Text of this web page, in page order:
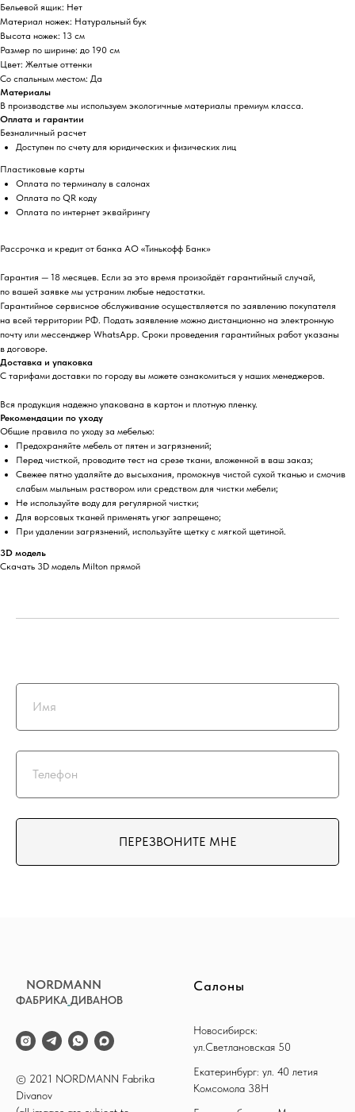
Бельевой ящик: Нет
Материал ножек: Натуральный бук
Высота ножек: 13 см
Размер по ширине: до 190 см
Цвет: Желтые оттенки
Со спальным местом: Да
Материалы
В производстве мы используем экологичные материалы премиум класса.
Оплата и гарантии
Безналичный расчет
Доступен по счету для юридических и физических лиц
Пластиковые карты
Оплата по терминалу в салонах
Оплата по QR коду
Оплата по интернет эквайрингу
Рассрочка и кредит от банка АО «Тинькофф Банк»
Гарантия — 18 месяцев. Если за это время произойдёт гарантийный случай,
по вашей заявке мы устраним любые недостатки.
Гарантийное сервисное обслуживание осуществляется по заявлению покупателя
на всей территории РФ. Подать заявление можно дистанционно на электронную
почту или мессенджер WhatsApp. Сроки проведения гарантийных работ указаны
в договоре.
Доставка и упаковка
С тарифами доставки по городу вы можете ознакомиться у наших менеджеров.
Вся продукция надежно упакована в картон и плотную пленку.
Рекомендации по уходу
Общие правила по уходу за мебелью:
Предохраняйте мебель от пятен и загрязнений;
Перед чисткой, проводите тест на срезе ткани, вложенной в ваш заказ;
Свежее пятно удаляйте до высыхания, промокнув чистой сухой тканью и смочив
слабым мыльным раствором или средством для чистки мебели;
Не используйте воду для регулярной чистки;
Для ворсовых тканей применять угюг запрещено;
При удалении загрязнений, используйте щетку с мягкой щетиной.
3D модель
Скачать 3D модель Milton прямой
ПЕРЕЗВОНИТЕ МНЕ
NORDMANN
ФАБРИКА ДИВАНОВ
© 2021 NORDMANN Fabrika
Divanov
Салоны
Новосибирск:
ул.Светлановская 50
Екатеринбург: ул. 40 летия
Комсомола 38Н